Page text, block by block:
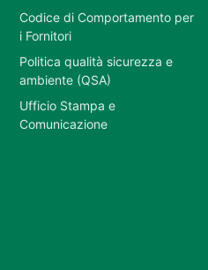
Codice di Comportamento per
i Fornitori
Politica qualità sicurezza e
ambiente (QSA)
Ufficio Stampa e
Comunicazione